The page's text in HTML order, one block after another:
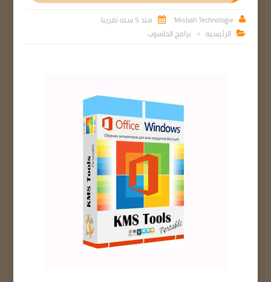

Misbah Technologie
 منذ 5 سنه تقريبا
 الرئيسية > برامج الحاسوب